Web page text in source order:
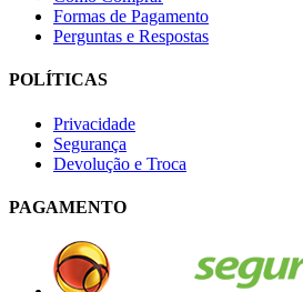
Formas de Pagamento
Perguntas e Respostas
POLÍTICAS
Privacidade
Segurança
Devolução e Troca
PAGAMENTO